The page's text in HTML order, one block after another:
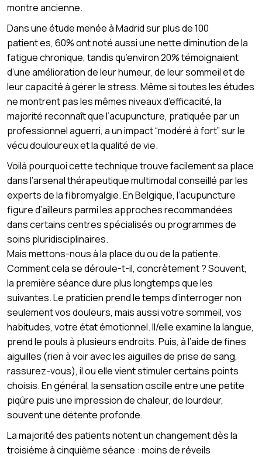
montre ancienne.
Dans une étude menée à Madrid sur plus de 100
patient·es, 60% ont noté aussi une nette diminution de la
fatigue chronique, tandis qu’environ 20% témoignaient
d’une amélioration de leur humeur, de leur sommeil et de
leur capacité à gérer le stress. Même si toutes les études
ne montrent pas les mêmes niveaux d’efficacité, la
majorité reconnaît que l’acupuncture, pratiquée par un
professionnel aguerri, a un impact “modéré à fort” sur le
vécu douloureux et la qualité de vie.
Voilà pourquoi cette technique trouve facilement sa place
dans l’arsenal thérapeutique multimodal conseillé par les
experts de la fibromyalgie. En Belgique, l’acupuncture
figure d’ailleurs parmi les approches recommandées
dans certains centres spécialisés ou programmes de
soins pluridisciplinaires.
Mais mettons-nous à la place du ou de la patiente.
Comment cela se déroule-t-il, concrètement ? Souvent,
la première séance dure plus longtemps que les
suivantes. Le praticien prend le temps d’interroger non
seulement vos douleurs, mais aussi votre sommeil, vos
habitudes, votre état émotionnel. Il/elle examine la langue,
prend le pouls à plusieurs endroits. Puis, à l’aide de fines
aiguilles (rien à voir avec les aiguilles de prise de sang,
rassurez-vous), il ou elle vient stimuler certains points
choisis. En général, la sensation oscille entre une petite
piqûre puis une impression de chaleur, de lourdeur,
souvent une détente profonde.
La majorité des patients notent un changement dès la
troisième à cinquième séance : moins de réveils